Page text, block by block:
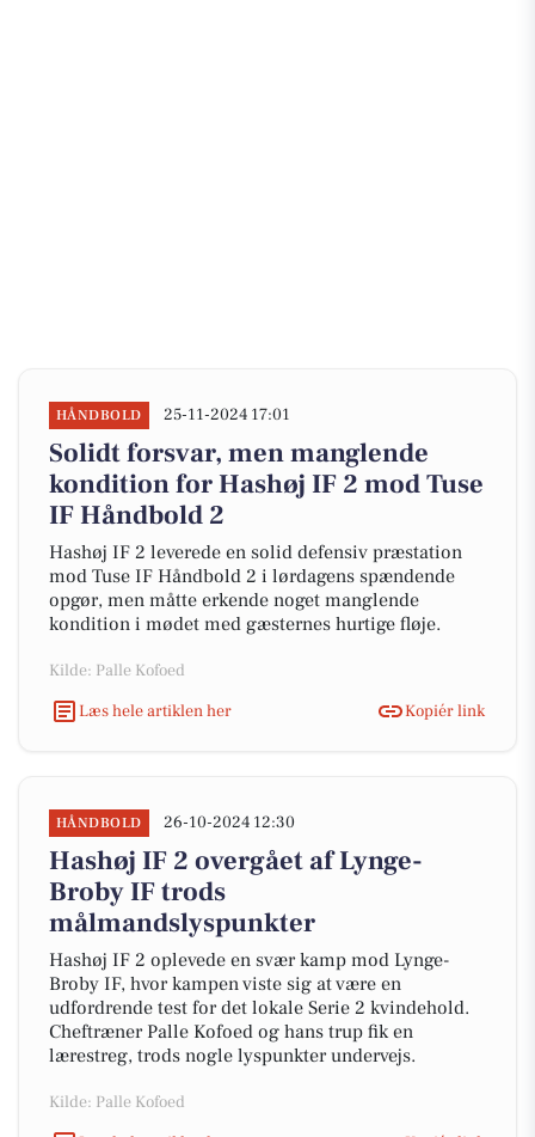
HÅNDBOLD 25-11-2024 17:01
Solidt forsvar, men manglende
kondition for Hashøj IF 2 mod Tuse
IF Håndbold 2
Hashøj IF 2 leverede en solid defensiv præstation
mod Tuse IF Håndbold 2 i lørdagens spændende
opgør, men måtte erkende noget manglende
kondition i mødet med gæsternes hurtige fløje.
Kilde: Palle Kofoed
Læs hele artiklen her
Kopiér link
HÅNDBOLD 26-10-2024 12:30
Hashøj IF 2 overgået af Lynge-
Broby IF trods
målmandslyspunkter
Hashøj IF 2 oplevede en svær kamp mod Lynge-
Broby IF, hvor kampen viste sig at være en
udfordrende test for det lokale Serie 2 kvindehold.
Cheftræner Palle Kofoed og hans trup fik en
lærestreg, trods nogle lyspunkter undervejs.
Kilde: Palle Kofoed